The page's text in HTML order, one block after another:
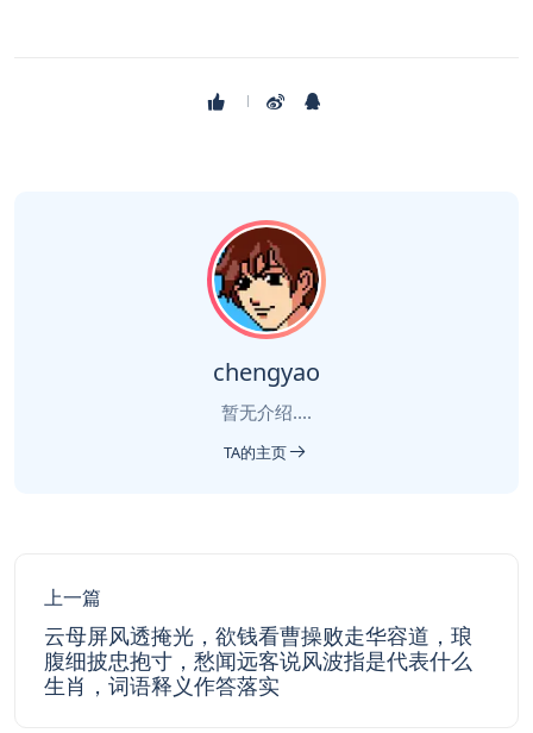
chengyao
暂无介绍....
TA的主页
上一篇
云母屏风透掩光，欲钱看曹操败走华容道，琅
腹细披忠抱寸，愁闻远客说风波指是代表什么
生肖，词语释义作答落实